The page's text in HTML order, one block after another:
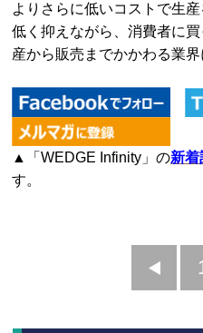
よりさらに低いコストで生
低く抑えながら、消費者に
産から販売までかかわる業界
▲「WEDGE Infinity」の新着
す。